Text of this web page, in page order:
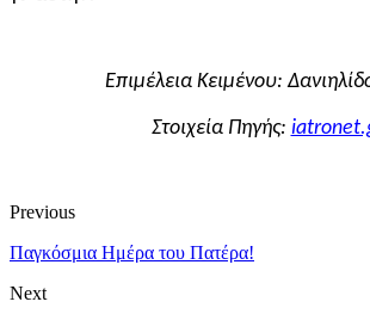
Επιμέλεια Κειμένου:
Στοιχεία Πηγής:
Previous
Παγκόσμια Ημέρα του Πατέρα!
Next